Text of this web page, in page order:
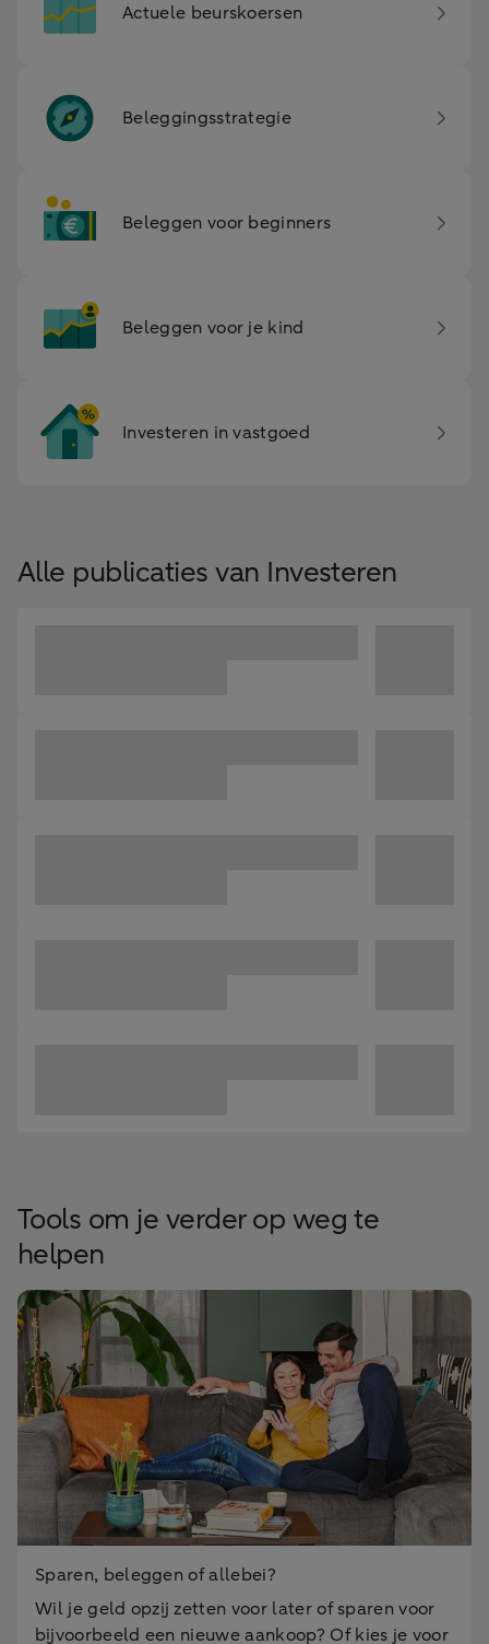
Actuele beurskoersen
Beleggingsstrategie
Beleggen voor beginners
Beleggen voor je kind
Investeren in vastgoed
Alle publicaties van Investeren
Tools om je verder op weg te
helpen
Sparen, beleggen of allebei?
Wil je geld opzij zetten voor later of sparen voor
bijvoorbeeld een nieuwe aankoop? Of kies je voor